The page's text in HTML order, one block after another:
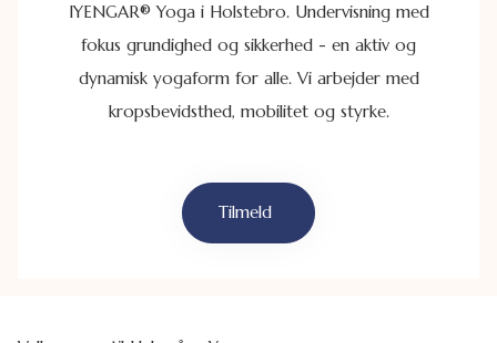
IYENGAR® Yoga i Holstebro. Undervisning med
fokus grundighed og sikkerhed - en aktiv og
dynamisk yogaform for alle. Vi arbejder med
kropsbevidsthed, mobilitet og styrke.
Tilmeld